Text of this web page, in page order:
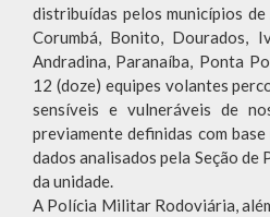
distribuídas pelos municípios de
Corumbá, Bonito, Dourados,
Andradina, Paranaíba, Ponta
12 (doze) equipes volantes
sensíveis e vulneráveis de
previamente definidas com
dados analisados pela Seção de
da unidade.
A Polícia Militar Rodoviária,